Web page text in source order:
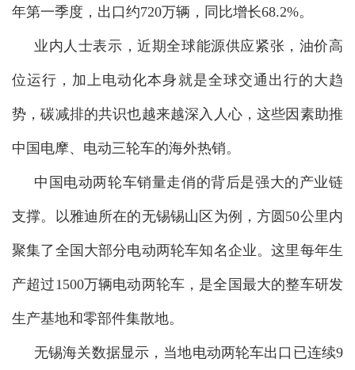
年第一季度，出口约720万辆，同比增长68.2%。
业内人士表示，近期全球能源供应紧张，油价高
位运行，加上电动化本身就是全球交通出行的大趋
势，碳减排的共识也越来越深入人心，这些因素助推
中国电摩、电动三轮车的海外热销。
中国电动两轮车销量走俏的背后是强大的产业链
支撑。以雅迪所在的无锡锡山区为例，方圆50公里内
聚集了全国大部分电动两轮车知名企业。这里每年生
产超过1500万辆电动两轮车，是全国最大的整车研发
生产基地和零部件集散地。
无锡海关数据显示，当地电动两轮车出口已连续9